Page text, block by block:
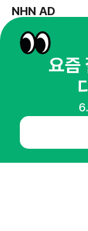
NHN AD
오픈애즈란
뉴스레터
경기도 성남시 분당구 대왕
사업자등록번호 : 144-
통신판매업신고번호 :
호스팅서비스사업자 : 오픈애즈
서비스•광고 문의 :
1800-
요즘